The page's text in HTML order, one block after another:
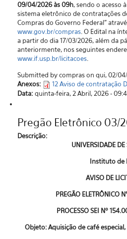
09/04/2026 às 09h, sendo o acesso
sistema eletrônico de contratações
Compras do Governo Federal”
www.gov.br/compras. O Edital na
a partir do dia 17/03/2026, além da
anteriormente, nos seguintes
www.if.usp.br/licitacoes.
Submitted by compras on qui, 02/
Anexos:
12 Aviso de contratação
Data: quinta-feira, 2 Abril, 2026 -
Pregão Eletrônico 03/
Descrição:
UNIVERSIDADE
Instituto de
AVISO DE
PREGÃO ELETRÔNICO
PROCESSO SEI Nº
Objeto: Aquisição de café